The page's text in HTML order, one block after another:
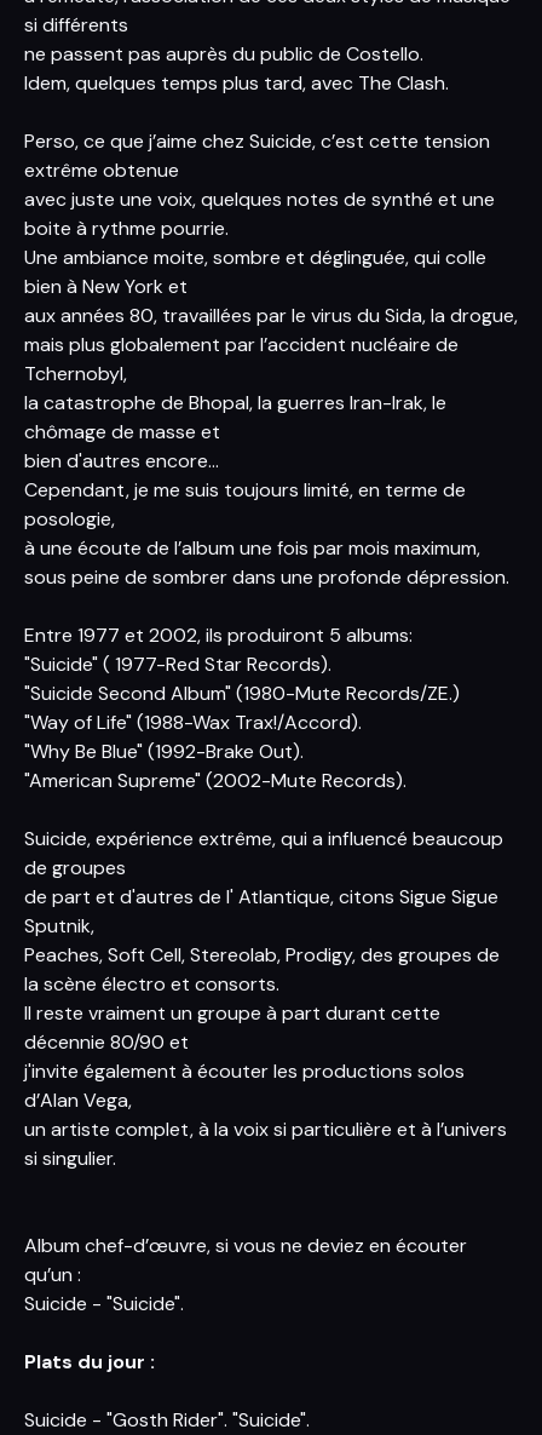
si différents
ne passent pas auprès du public de Costello.
Idem, quelques temps plus tard, avec The Clash.
Perso, ce que j’aime chez Suicide, c’est cette tension
extrême obtenue
avec juste une voix, quelques notes de synthé et une
boite à rythme pourrie.
Une ambiance moite, sombre et déglinguée, qui colle
bien à New York et
aux années 80, travaillées par le virus du Sida, la drogue,
mais plus globalement par l’accident nucléaire de
Tchernobyl,
la catastrophe de Bhopal, la guerres Iran-Irak, le
chômage de masse et
bien d'autres encore…
Cependant, je me suis toujours limité, en terme de
posologie,
à une écoute de l’album une fois par mois maximum,
sous peine de sombrer dans une profonde dépression.
Entre 1977 et 2002, ils produiront 5 albums:
"Suicide" ( 1977-Red Star Records).
"Suicide Second Album" (1980-Mute Records/ZE.)
"Way of Life" (1988-Wax Trax!/Accord).
"Why Be Blue" (1992-Brake Out).
"American Supreme" (2002-Mute Records).
Suicide, expérience extrême, qui a influencé beaucoup
de groupes
de part et d'autres de l' Atlantique, citons Sigue Sigue
Sputnik,
Peaches, Soft Cell, Stereolab, Prodigy, des groupes de
la scène électro et consorts.
Il reste vraiment un groupe à part durant cette
décennie 80/90 et
j'invite également à écouter les productions solos
d’Alan Vega,
un artiste complet, à la voix si particulière et à l’univers
si singulier.
Album chef-d’œuvre, si vous ne deviez en écouter
qu’un :
Suicide - "Suicide".
Plats du jour :
Suicide - "Gosth Rider". "Suicide".